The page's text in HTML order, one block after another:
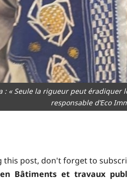
: « Seule la rigueur peut éradiquer
responsable d’Eco
this post, don't forget to
Bâtiments et travaux